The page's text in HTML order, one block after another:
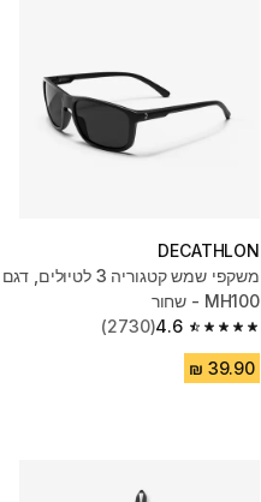
DECATHLON
משקפי שמש קטגוריה 3 לטיולים, דגם
MH100 - שחור
4.6
4.6 out of 5 stars from 2730 reviews
(2730)